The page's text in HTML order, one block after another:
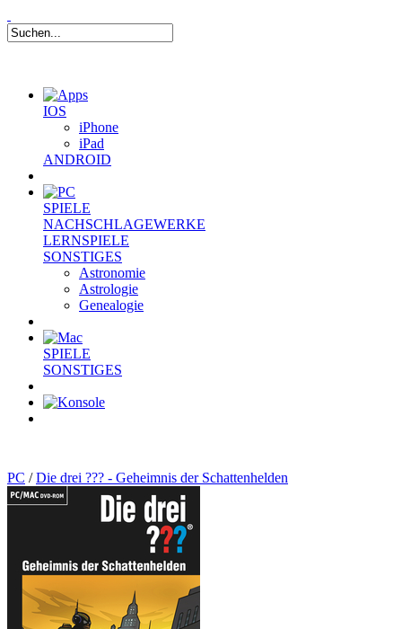
IOS
iPhone
iPad
ANDROID
SPIELE
NACHSCHLAGEWERKE
LERNSPIELE
SONSTIGES
Astronomie
Astrologie
Genealogie
SPIELE
SONSTIGES
PC /Die drei ??? - Geheimnis der Schattenhelden